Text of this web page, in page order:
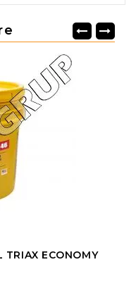
TRIAX ECONOMY